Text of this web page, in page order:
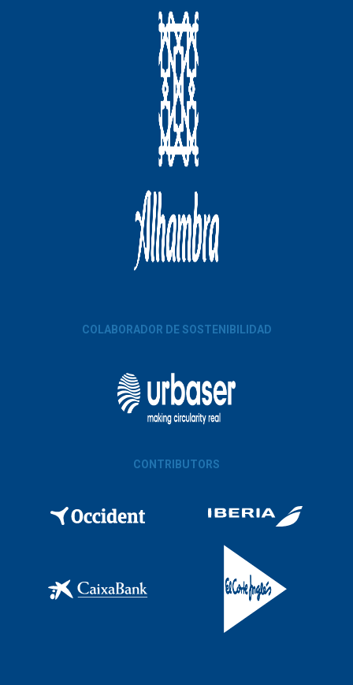
COLABORADOR DE SOSTENIBILIDAD
CONTRIBUTORS